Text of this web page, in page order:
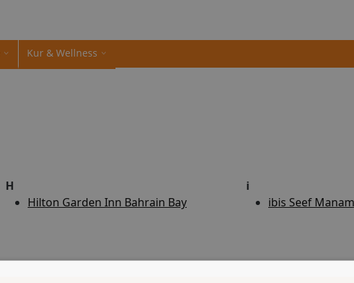
Kur & Wellness
H
Hilton Garden Inn Bahrain Bay
i
ibis Seef